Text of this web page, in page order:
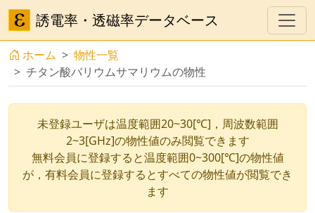
誘電率・透磁率データベース
ホーム
物性一覧
チタン酸バリウムサマリウムの物性
未登録ユーザは温度範囲20~30[℃]，周波数範囲
2~3[GHz]の物性値のみ閲覧できます
無料会員に登録すると温度範囲0~300[℃]の物性値
が，有料会員に登録するとすべての物性値が閲覧でき
ます